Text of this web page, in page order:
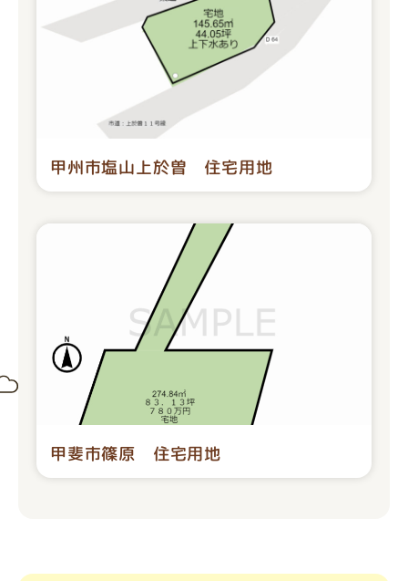
甲州市塩山上於曽 住宅用地
甲斐市篠原 住宅用地